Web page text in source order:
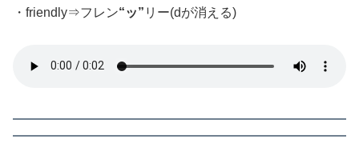
・friendly⇒フレン“ッ” リー(dが消える)